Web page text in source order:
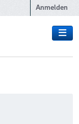
Anmelden